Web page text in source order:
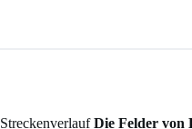
StreckenverlaufDie Felder von